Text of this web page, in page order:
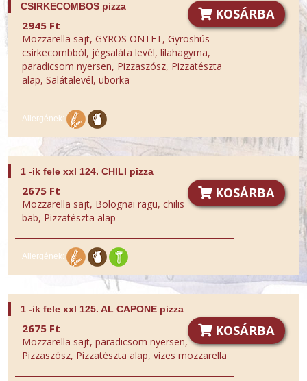
KOSÁRBA
CSIRKECOMBOS pizza
2945 Ft
Mozzarella sajt, GYROS ÖNTET, Gyroshús
csirkecombból, jégsaláta levél, lilahagyma,
paradicsom nyersen, Pizzaszósz, Pizzatészta
alap, Salátalevél, uborka
Allergének:
KOSÁRBA
1 -ik fele xxl 124. CHILI pizza
2675 Ft
Mozzarella sajt, Bolognai ragu, chilis
bab, Pizzatészta alap
Allergének:
KOSÁRBA
1 -ik fele xxl 125. AL CAPONE pizza
2675 Ft
Mozzarella sajt, paradicsom nyersen,
Pizzaszósz, Pizzatészta alap, vizes mozzarella